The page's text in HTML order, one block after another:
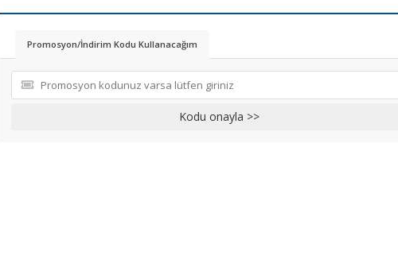
Promosyon/İndirim Kodu Kullanacağım
Kodu onayla >>